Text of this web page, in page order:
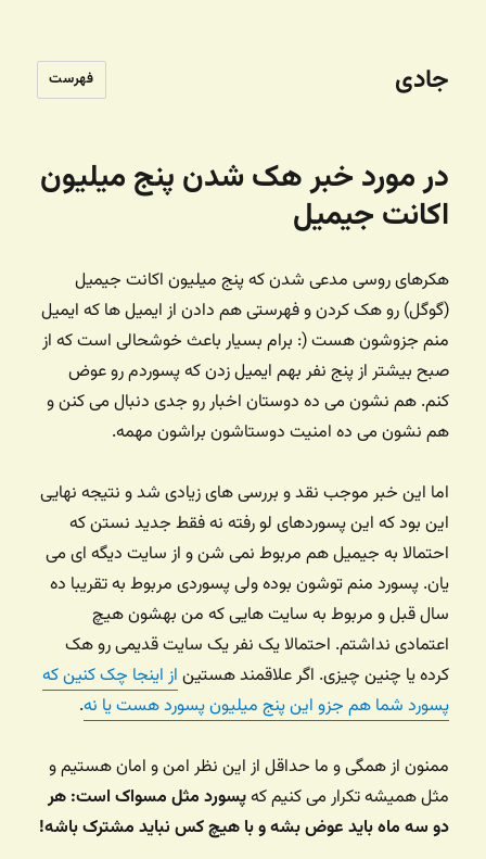
جادی فهرست
در مورد خبر هک شدن پنج میلیون
اکانت جیمیل
هکرهای روسی مدعی شدن که پنج میلیون اکانت جیمیل
(گوگل) رو هک کردن و فهرستی هم دادن از ایمیل ها که ایمیل
منم جزوشون هست (:‌ برام بسیار باعث خوشحالی است که از
صبح بیشتر از پنج نفر بهم ایمیل زدن که پسوردم رو عوض
کنم. هم نشون می ده دوستان اخبار رو جدی دنبال می کنن و
هم نشون می ده امنیت دوستاشون براشون مهمه.
اما این خبر موجب نقد و بررسی های زیادی شد و نتیجه نهایی
این بود که این پسوردهای لو رفته نه فقط جدید نستن که
احتمالا به جیمیل هم مربوط نمی شن و از سایت دیگه ای می
یان. پسورد منم توشون بوده ولی پسوردی مربوط به تقریبا ده
سال قبل و مربوط به سایت هایی که من بهشون هیچ
اعتمادی نداشتم. احتمالا یک نفر یک سایت قدیمی رو هک
کرده یا چنین چیزی. اگر علاقمند هستین از اینجا چک کنین که
پسورد شما هم جزو این پنج میلیون پسورد هست یا نه.
ممنون از همگی و ما حداقل از این نظر امن و امان هستیم و
مثل همیشه تکرار می کنیم کهپسورد مثل مسواک است: هر
دو سه ماه باید عوض بشه و با هیچ کس نباید مشترک باشه!